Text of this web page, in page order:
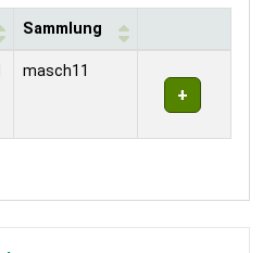
Sammlung
masch11